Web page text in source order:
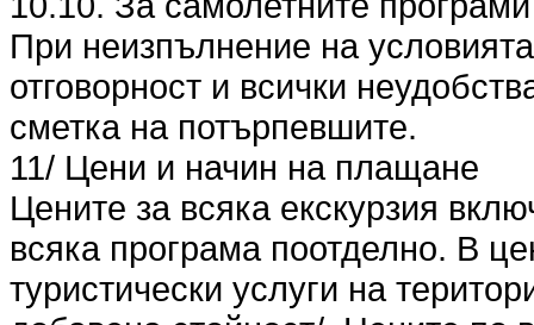
При неизпълнение на
отговорност и всички
сметка на потърпевшите.
11/ Цени и начин на плащане
Цените за всяка екскурзия
всяка програма поотделно. В
туристически услуги на